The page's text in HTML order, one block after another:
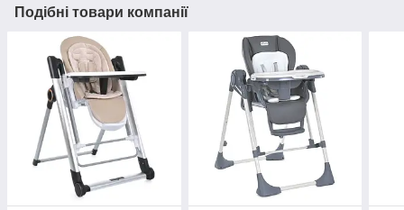
Подібні товари компанії